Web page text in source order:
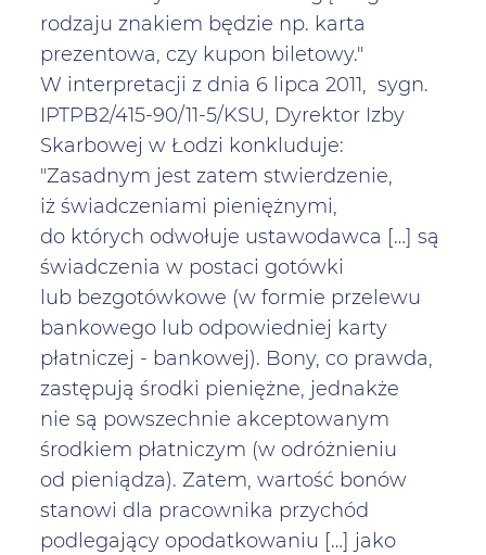
rodzaju znakiem będzie np. karta
prezentowa, czy kupon biletowy."
W interpretacji z dnia 6 lipca 2011, sygn.
IPTPB2/415-90/11-5/KSU, Dyrektor Izby
Skarbowej w Łodzi konkluduje:
"Zasadnym jest zatem stwierdzenie,
iż świadczeniami pieniężnymi,
do których odwołuje ustawodawca […] są
świadczenia w postaci gotówki
lub bezgotówkowe (w formie przelewu
bankowego lub odpowiedniej karty
płatniczej - bankowej). Bony, co prawda,
zastępują środki pieniężne, jednakże
nie są powszechnie akceptowanym
środkiem płatniczym (w odróżnieniu
od pieniądza). Zatem, wartość bonów
stanowi dla pracownika przychód
podlegający opodatkowaniu […] jako